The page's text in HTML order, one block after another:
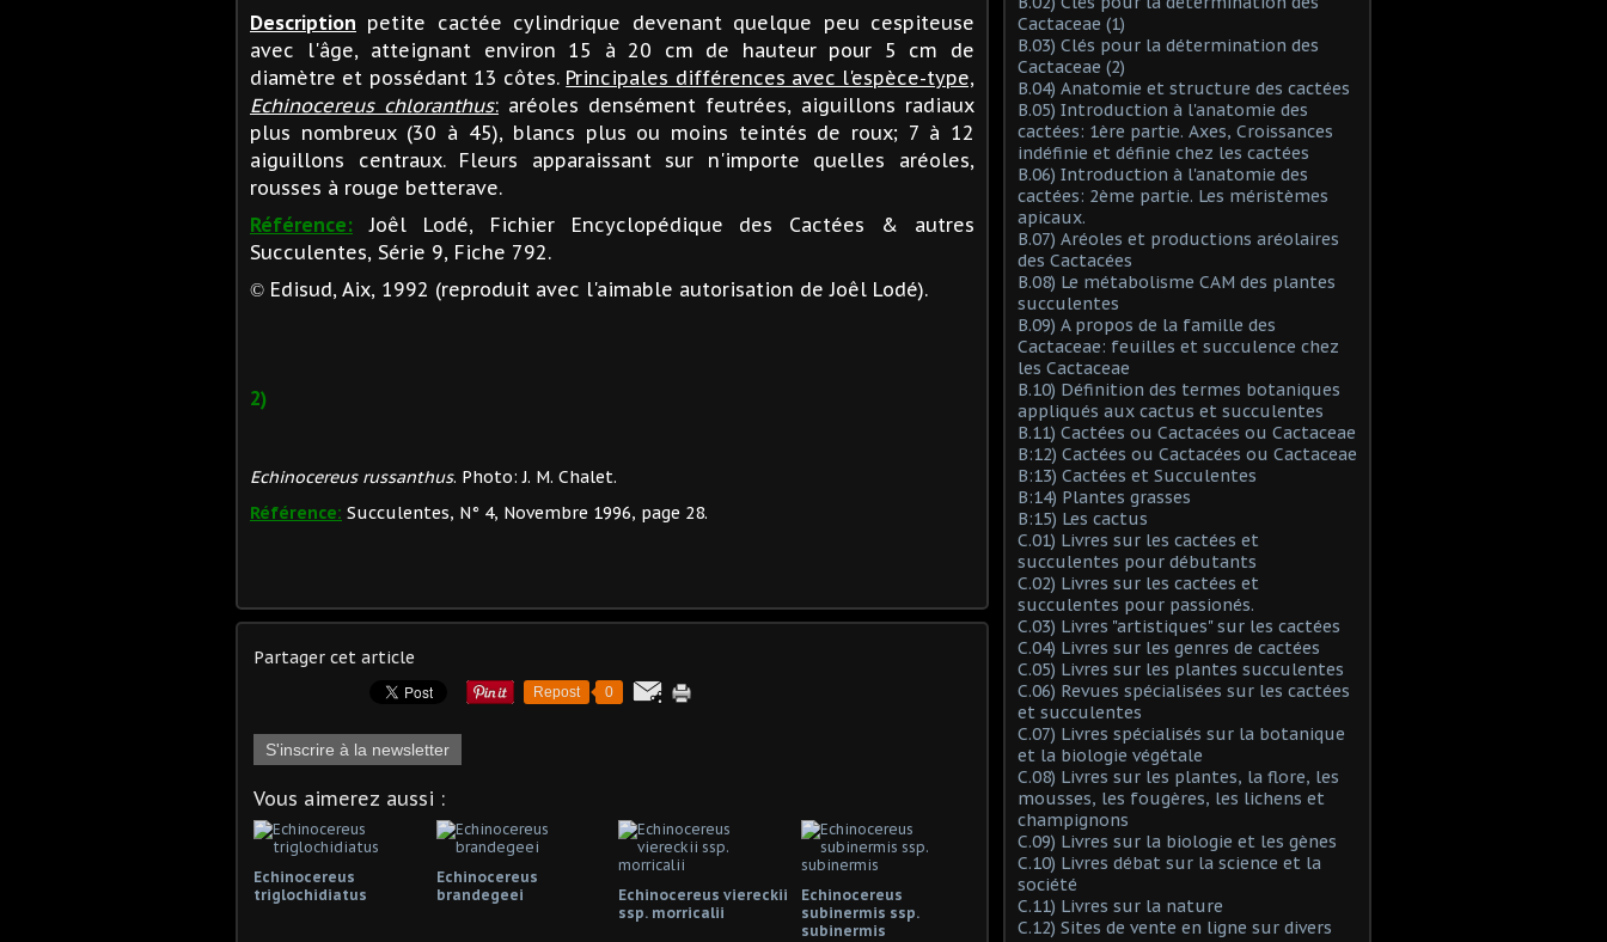
Description petite cactée cylindrique devenant quelque peu cespiteuse
avec l'âge, atteignant environ 15 à 20 cm de hauteur pour 5 cm de
diamètre et possédant 13 côtes. Principales différences avec l'espèce-type,
Echinocereus chloranthus: aréoles densément feutrées, aiguillons radiaux
plus nombreux (30 à 45), blancs plus ou moins teintés de roux; 7 à 12
aiguillons centraux. Fleurs apparaissant sur n'importe quelles aréoles,
rousses à rouge betterave.
Référence: Joêl Lodé, Fichier Encyclopédique des Cactées & autres
Succulentes, Série 9, Fiche 792.
© Edisud, Aix, 1992 (reproduit avec l'aimable autorisation de Joêl Lodé).
2)
Echinocereus russanthus. Photo: J. M. Chalet.
Référence: Succulentes, N° 4, Novembre 1996, page 28.
Partager cet article
Repost 0
S'inscrire à la newsletter
Vous aimerez aussi :
Echinocereus
triglochidiatus
Echinocereus
brandegeei
Echinocereus viereckii
ssp. morricalii
Echinocereus
subinermis ssp.
subinermis
Cactaceae (1)
B.03) Clés pour la détermination des
Cactaceae (2)
B.04) Anatomie et structure des cactées
B.05) Introduction à l'anatomie des
cactées: 1ère partie. Axes, Croissances
indéfinie et définie chez les cactées
B.06) Introduction à l'anatomie des
cactées: 2ème partie. Les méristèmes
apicaux.
B.07) Aréoles et productions aréolaires
des Cactacées
B.08) Le métabolisme CAM des plantes
succulentes
B.09) A propos de la famille des
Cactaceae: feuilles et succulence chez
les Cactaceae
B.10) Définition des termes botaniques
appliqués aux cactus et succulentes
B.11) Cactées ou Cactacées ou Cactaceae
B:12) Cactées ou Cactacées ou Cactaceae
B:13) Cactées et Succulentes
B:14) Plantes grasses
B:15) Les cactus
C.01) Livres sur les cactées et
succulentes pour débutants
C.02) Livres sur les cactées et
succulentes pour passionés.
C.03) Livres "artistiques" sur les cactées
C.04) Livres sur les genres de cactées
C.05) Livres sur les plantes succulentes
C.06) Revues spécialisées sur les cactées
et succulentes
C.07) Livres spécialisés sur la botanique
et la biologie végétale
C.08) Livres sur les plantes, la flore, les
mousses, les fougères, les lichens et
champignons
C.09) Livres sur la biologie et les gènes
C.10) Livres débat sur la science et la
société
C.11) Livres sur la nature
C.12) Sites de vente en ligne sur divers